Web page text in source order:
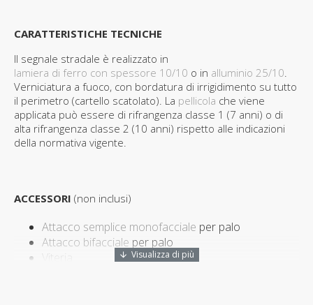
CARATTERISTICHE TECNICHE
Il segnale stradale è realizzato in
lamiera di ferro con spessore 10/10 o in alluminio 25/10.
Verniciatura a fuoco, con bordatura di irrigidimento su tutto
il perimetro (cartello scatolato). La pellicola che viene
applicata può essere di rifrangenza classe 1 (7 anni) o di
alta rifrangenza classe 2 (10 anni) rispetto alle indicazioni
della normativa vigente.
ACCESSORI (non inclusi)
Attacco semplice monofacciale per palo
Attacco bifacciale per palo